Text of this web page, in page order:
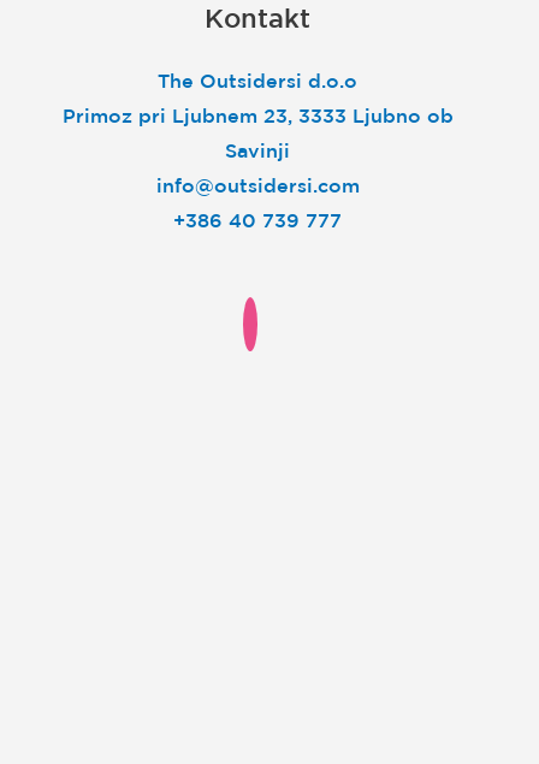
Kontakt
The Outsidersi d.o.o
Primoz pri Ljubnem 23, 3333 Ljubno ob
Savinji
info@outsidersi.com
+386 40 739 777